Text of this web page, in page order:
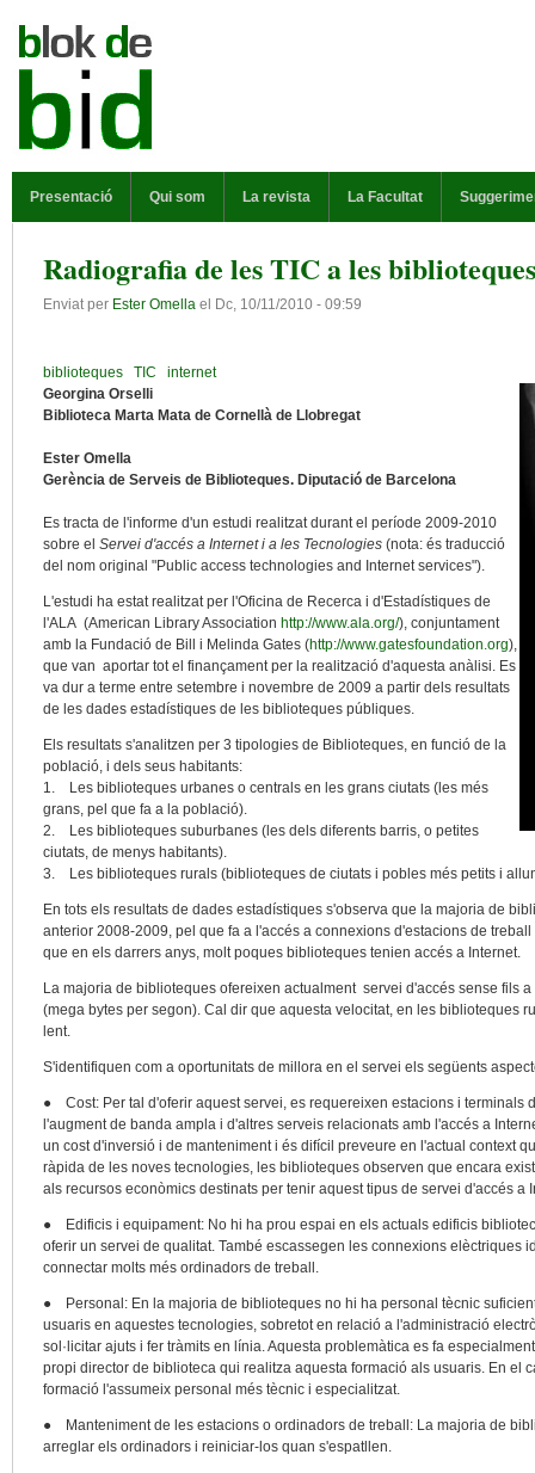
Presentació Qui som La revista La Facultat
Radiografia de les TIC a les biblioteques
Enviat per Ester Omella el Dc, 10/11/2010 - 09:59
biblioteques TIC
internet
Georgina Orselli
Biblioteca Marta Mata de Cornellà de Llobregat
Ester Omella
Gerència de Serveis de Biblioteques. Diputació de Barcelona
Es tracta de l'informe d'un estudi realitzat durant el període 2009-2010
sobre el Servei d'accés a Internet i a les Tecnologies (nota: és traducció
del nom original "Public access technologies and Internet services").
L'estudi ha estat realitzat per l'Oficina de Recerca i d'Estadístiques de
l'ALA (American Library Association http://www.ala.org/), conjuntament
amb la Fundació de Bill i Melinda Gates (http://www.gatesfoundation.org),
que van aportar tot el finançament per la realització d'aquesta anàlisi. Es
va dur a terme entre setembre i novembre de 2009 a partir dels resultats
de les dades estadístiques de les biblioteques públiques.
Els resultats s'analitzen per 3 tipologies de Biblioteques, en funció de la
població, i dels seus habitants:
1. Les biblioteques urbanes o centrals en les grans ciutats (les més
grans, pel que fa a la població).
2. Les biblioteques suburbanes (les dels diferents barris, o petites
ciutats, de menys habitants).
3. Les biblioteques rurals (biblioteques de ciutats i pobles més petits i
En tots els resultats de dades estadístiques s'observa que la majoria de
anterior 2008-2009, pel que fa a l'accés a connexions d'estacions de
que en els darrers anys, molt poques biblioteques tenien accés a Internet.
La majoria de biblioteques ofereixen actualment servei d'accés sense fils
(mega bytes per segon). Cal dir que aquesta velocitat, en les biblioteques
lent.
S'identifiquen com a oportunitats de millora en el servei els següents
● Cost: Per tal d'oferir aquest servei, es requereixen estacions i terminals
l'augment de banda ampla i d'altres serveis relacionats amb l'accés a
un cost d'inversió i de manteniment i és difícil preveure en l'actual context
ràpida de les noves tecnologies, les biblioteques observen que encara
als recursos econòmics destinats per tenir aquest tipus de servei d'accés a
● Edificis i equipament: No hi ha prou espai en els actuals edificis
oferir un servei de qualitat. També escassegen les connexions elèctriques
connectar molts més ordinadors de treball.
● Personal: En la majoria de biblioteques no hi ha personal tècnic
usuaris en aquestes tecnologies, sobretot en relació a l'administració
sol·licitar ajuts i fer tràmits en línia. Aquesta problemàtica es fa
propi director de biblioteca qui realitza aquesta formació als usuaris. En el
formació l'assumeix personal més tècnic i especialitzat.
● Manteniment de les estacions o ordinadors de treball: La majoria de
arreglar els ordinadors i reiniciar-los quan s'espatllen.